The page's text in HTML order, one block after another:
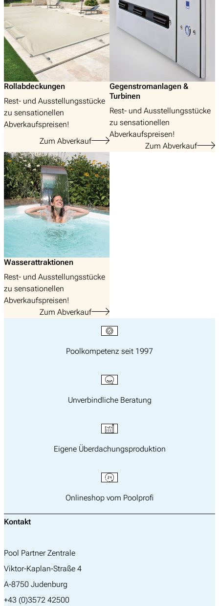
Rollabdeckungen
Rest- und Ausstellungsstücke
zu sensationellen
Abverkaufspreisen!
Zum Abverkauf
Gegenstromanlagen &
Turbinen
Rest- und Ausstellungsstücke
zu sensationellen
Abverkaufspreisen!
Zum Abverkauf
Wasserattraktionen
Rest- und Ausstellungsstücke
zu sensationellen
Abverkaufspreisen!
Zum Abverkauf
Poolkompetenz seit 1997
Unverbindliche Beratung
Eigene Überdachungsproduktion
Onlineshop vom Poolprofi
Kontakt
Pool Partner Zentrale
Viktor-Kaplan-Straße 4
A-8750 Judenburg
+43 (0)3572 42500
Suchen
nach: